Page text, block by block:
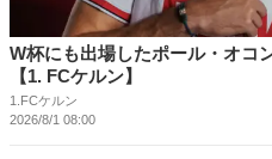
W杯にも出場したポール・オコ
【1. FCケルン】
1.FCケルン
2026/8/1 08:00